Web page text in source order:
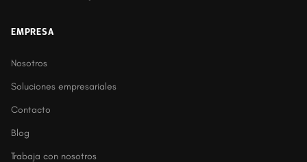
EMPRESA
Nosotros
Soluciones empresariales
Contacto
Blog
Trabaja con nosotros